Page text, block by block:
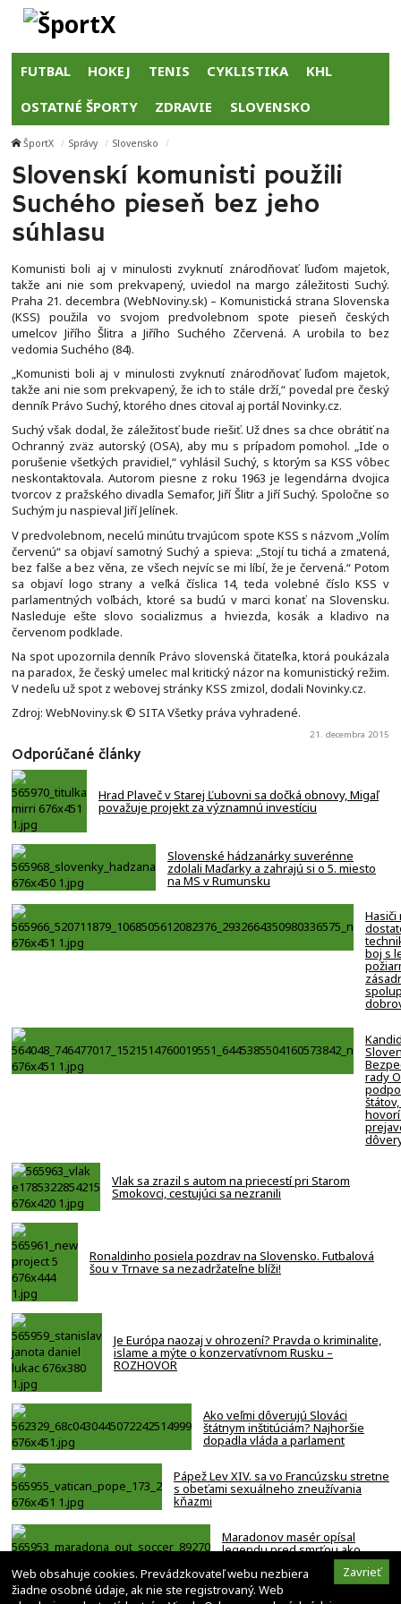
FUTBAL HOKEJ TENIS CYKLISTIKA KHL
OSTATNÉ ŠPORTY ZDRAVIE SLOVENSKO
ŠportX Správy Slovensko
Slovenskí komunisti použili
Suchého pieseň bez jeho
súhlasu
Komunisti boli aj v minulosti zvyknutí znárodňovať ľuďom majetok,
takže ani nie som prekvapený, uviedol na margo záležitosti Suchý.
Praha 21. decembra (WebNoviny.sk) – Komunistická strana Slovenska
(KSS) použila vo svojom predvolebnom spote pieseň českých
umelcov Jiřího Šlitra a Jiřího Suchého Zčervená. A urobila to bez
vedomia Suchého (84).
„Komunisti boli aj v minulosti zvyknutí znárodňovať ľuďom majetok,
takže ani nie som prekvapený, že ich to stále drží,“ povedal pre český
denník Právo Suchý, ktorého dnes citoval aj portál Novinky.cz.
Suchý však dodal, že záležitosť bude riešiť. Už dnes sa chce obrátiť na
Ochranný zväz autorský (OSA), aby mu s prípadom pomohol. „Ide o
porušenie všetkých pravidiel,“ vyhlásil Suchý, s ktorým sa KSS vôbec
neskontaktovala. Autorom piesne z roku 1963 je legendárna dvojica
tvorcov z pražského divadla Semafor, Jiří Šlitr a Jiří Suchý. Spoločne so
Suchým ju naspieval Jiří Jelínek.
V predvolebnom, necelú minútu trvajúcom spote KSS s názvom „Volím
červenú“ sa objaví samotný Suchý a spieva: „Stojí tu tichá a zmatená,
bez falše a bez věna, ze všech nejvíc se mi líbí, že je červená.“ Potom
sa objaví logo strany a veľká číslica 14, teda volebné číslo KSS v
parlamentných voľbách, ktoré sa budú v marci konať na Slovensku.
Nasleduje ešte slovo socializmus a hviezda, kosák a kladivo na
červenom podklade.
Na spot upozornila denník Právo slovenská čitateľka, ktorá poukázala
na paradox, že český umelec mal kritický názor na komunistický režim.
V nedeľu už spot z webovej stránky KSS zmizol, dodali Novinky.cz.
Zdroj: WebNoviny.sk © SITA Všetky práva vyhradené.
21. decembra 2015
Odporúčané články
Hrad Plaveč v Starej Ľubovni sa dočká obnovy, Migaľ
považuje projekt za významnú investíciu
Slovenské hádzanárky suverénne
zdolali Maďarky a zahrajú si o 5. miesto
na MS v Rumunsku
Hasiči
boj s
rady
Vlak sa zrazil s autom na priecestí pri Starom
Smokovci, cestujúci sa nezranili
Ronaldinho posiela pozdrav na Slovensko. Futbalová
šou v Trnave sa nezadržateľne blíži!
Je Európa naozaj v ohrození? Pravda o kriminalite,
islame a mýte o konzervatívnom Rusku –
ROZHOVOR
Ako veľmi dôverujú Slováci
štátnym inštitúciám? Najhoršie
dopadla vláda a parlament
Pápež Lev XIV. sa vo Francúzsku stretne
s obeťami sexuálneho zneužívania
kňazmi
Maradonov masér opísal
legendu pred smrťou ako
bezmocnú a rezignovanú
osobu Zavrieť
Web obsahuje cookies. Prevádzkovateľ webu nezbiera
žiadne osobné údaje, ak nie ste registrovaný. Web